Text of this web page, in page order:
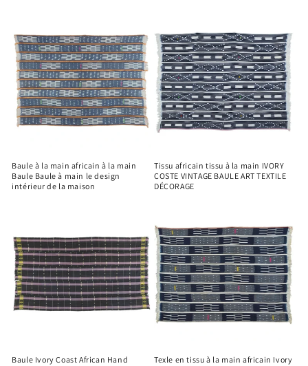
Baule à la main africain à la main
Baule Baule à main le design
intérieur de la maison
Tissu africain tissu à la main IVORY
COSTE VINTAGE BAULE ART TEXTILE
DÉCORAGE
Baule Ivory Coast African Hand
Texle en tissu à la main africain Ivory